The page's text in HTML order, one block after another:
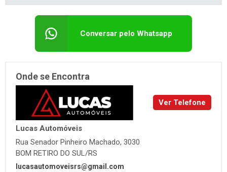
Conversar pelo Whatsapp
Onde se Encontra
Ver Telefone
Lucas Automóveis
Rua Senador Pinheiro Machado, 3030
BOM RETIRO DO SUL/RS
lucasautomoveisrs@gmail.com